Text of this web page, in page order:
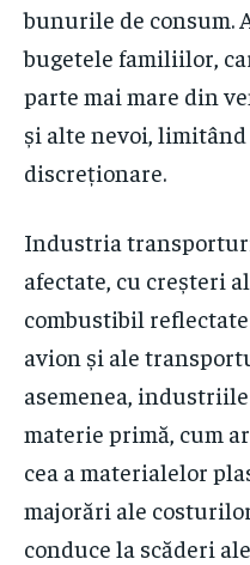
bunurile de consum.
bugetele familiilor,
parte mai mare din
și alte nevoi,
discreționare.
Industria
afectate, cu creșteri
combustibil
avion și ale
asemenea,
materie primă, cum
cea a materialelor
majorări ale
conduce la scăderi